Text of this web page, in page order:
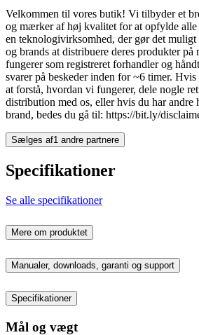
Velkommen til vores butik! Vi tilbyder et
og mærker af høj kvalitet for at opfylde
en teknologivirksomhed, der gør det
og brands at distribuere deres produkter på
fungerer som registreret forhandler og
svarer på beskeder inden for ~6 timer.
at forstå, hvordan vi fungerer, dele nogle
distribution med os, eller hvis du har andre
brand, bedes du gå til: https://bit.ly/
Sælges af1 andre partnere
Specifikationer
Se alle specifikationer
Mere om produktet
Manualer, downloads, garanti og support
Specifikationer
Mål og vægt